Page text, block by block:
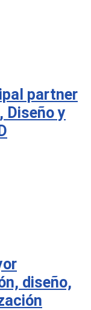
partner
Diseño y
diseño,